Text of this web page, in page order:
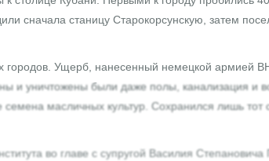
сначала станицу Старокорсунскую, затем
Ущерб, нанесенный немецкой армией
и уничтожены были даже полы, канализация
масличных культур. Сохранился лишь
во главе с супругой Василия